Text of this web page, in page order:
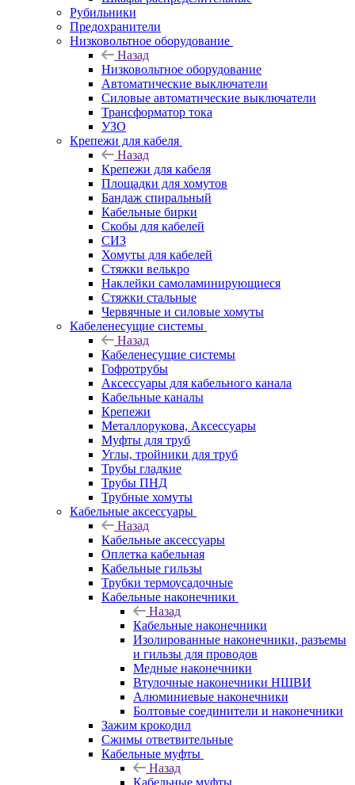
Рубильники
Предохранители
Низковольтное оборудование
Назад
Низковольтное оборудование
Автоматические выключатели
Силовые автоматические выключатели
Трансформатор тока
УЗО
Крепежи для кабеля
Назад
Крепежи для кабеля
Площадки для хомутов
Бандаж спиральный
Кабельные бирки
Cкобы для кабелей
СИЗ
Хомуты для кабелей
Стяжки велькро
Наклейки самоламинирующиеся
Стяжки стальные
Червячные и силовые хомуты
Кабеленесущие системы
Назад
Кабеленесущие системы
Гофротрубы
Аксессуары для кабельного канала
Кабельные каналы
Крепежи
Металлорукова, Аксессуары
Муфты для труб
Углы, тройники для труб
Трубы гладкие
Трубы ПНД
Трубные хомуты
Кабельные аксессуары
Назад
Кабельные аксессуары
Оплетка кабельная
Кабельные гильзы
Трубки термоусадочные
Кабельные наконечники
Назад
Кабельные наконечники
Изолированные наконечники, разъемы
и гильзы для проводов
Медные наконечники
Втулочные наконечники НШВИ
Алюминиевые наконечники
Болтовые соединители и наконечники
Зажим крокодил
Сжимы ответвительные
Кабельные муфты
Назад
Кабельные муфты